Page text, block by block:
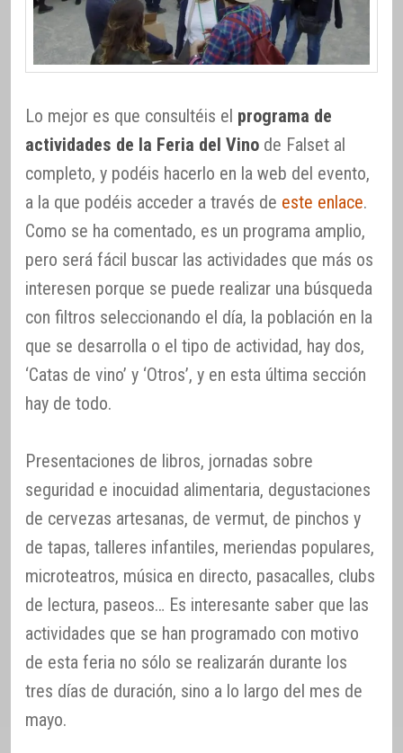
Lo mejor es que consultéis el programa de
actividades de la Feria del Vino de Falset al
completo, y podéis hacerlo en la web del evento,
a la que podéis acceder a través de este enlace.
Como se ha comentado, es un programa amplio,
pero será fácil buscar las actividades que más os
interesen porque se puede realizar una búsqueda
con filtros seleccionando el día, la población en la
que se desarrolla o el tipo de actividad, hay dos,
‘Catas de vino’ y ‘Otros’, y en esta última sección
hay de todo.
Presentaciones de libros, jornadas sobre
seguridad e inocuidad alimentaria, degustaciones
de cervezas artesanas, de vermut, de pinchos y
de tapas, talleres infantiles, meriendas populares,
microteatros, música en directo, pasacalles, clubs
de lectura, paseos… Es interesante saber que las
actividades que se han programado con motivo
de esta feria no sólo se realizarán durante los
tres días de duración, sino a lo largo del mes de
mayo.